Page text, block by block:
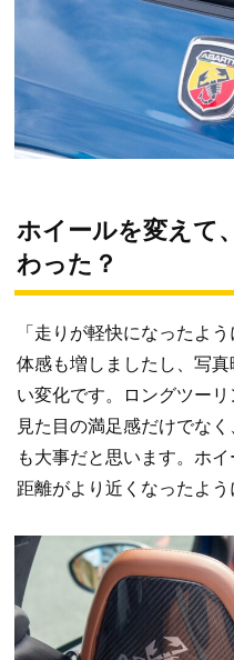
ホイールを変えて
わった？
「走りが軽快になったよ
体感も増しましたし、写
い変化です。ロングツーリ
見た目の満足感だけでな
も大事だと思います。ホ
距離がより近くなったよう